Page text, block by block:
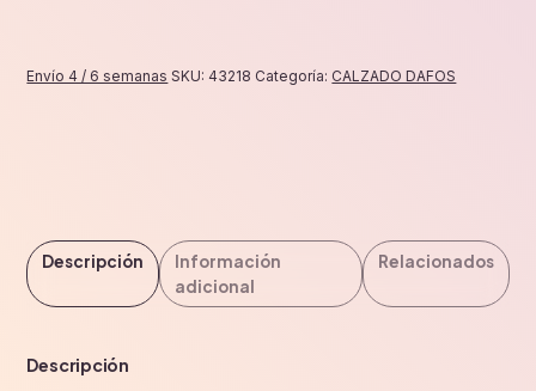
Envío 4 / 6 semanas SKU: 43218 Categoría: CALZADO DAFOS
Descripción
Información
adicional
Relacionados
Descripción